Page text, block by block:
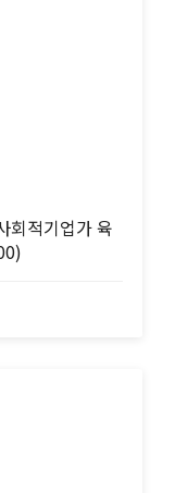
회적기업가 육